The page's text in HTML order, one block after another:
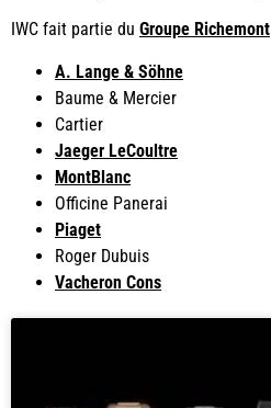
IWC fait partie du Groupe Richemont
A. Lange & Söhne
Baume & Mercier
Cartier
Jaeger LeCoultre
MontBlanc
Officine Panerai
Piaget
Roger Dubuis
Vacheron Cons